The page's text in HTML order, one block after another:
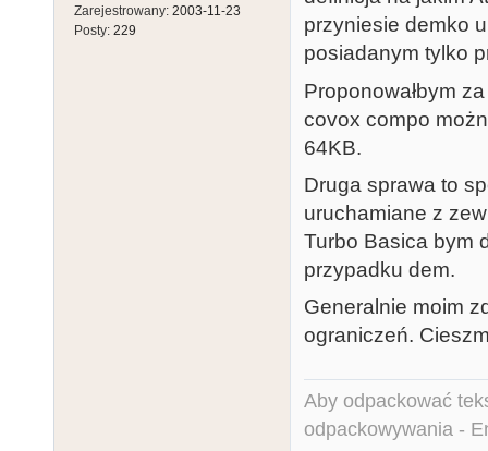
Zarejestrowany: 2003-11-23
Posty: 229
przyniesie demko
posiadanym tylko
Proponowałbym
covox compo
64KB.
Druga sprawa to
uruchamiane z
Turbo Basica bym
przypadku dem.
Generalnie moim
ograniczeń.
Aby odpackować
odpackowywania -